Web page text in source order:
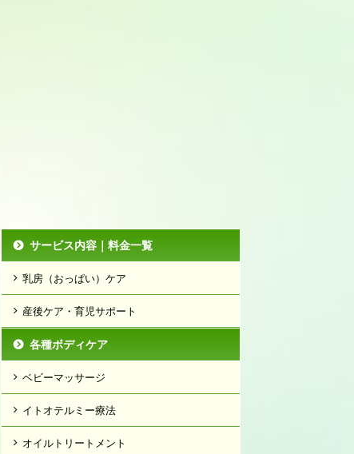
サービス内容｜料金一覧
乳房（おっぱい）ケア
産後ケア・育児サポート
各種ボディケア
ベビーマッサージ
イトオテルミー療法
オイルトリートメント